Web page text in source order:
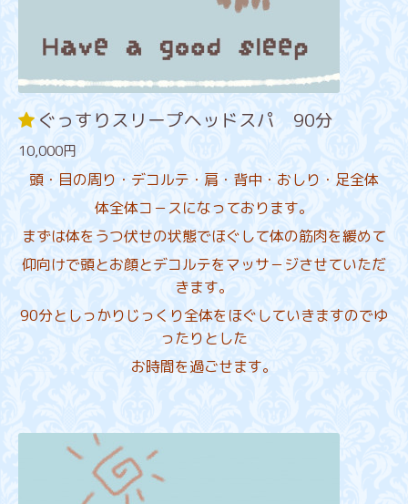
ぐっすりスリープヘッドスパ 90分
10,000円
頭・目の周り・デコルテ・肩・背中・おしり・足全体
体全体コ－スになっております。
まずは体をうつ伏せの状態でほぐして体の筋肉を緩めて
仰向けで頭とお顔とデコルテをマッサ－ジさせていただ
きます。
90分としっかりじっくり全体をほぐしていきますのでゆ
ったりとした
お時間を過ごせます。